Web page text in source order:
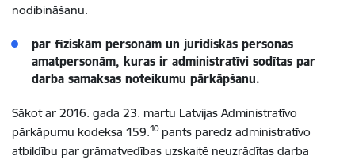
nodibināšanu.
par fiziskām personām un juridiskās personas
amatpersonām, kuras ir administratīvi sodītas par
darba samaksas noteikumu pārkāpšanu.
Sākot ar 2016. gada 23. martu Latvijas Administratīvo
pārkāpumu kodeksa 159.10pants paredz administratīvo
atbildību par grāmatvedības uzskaitē neuzrādītas darba